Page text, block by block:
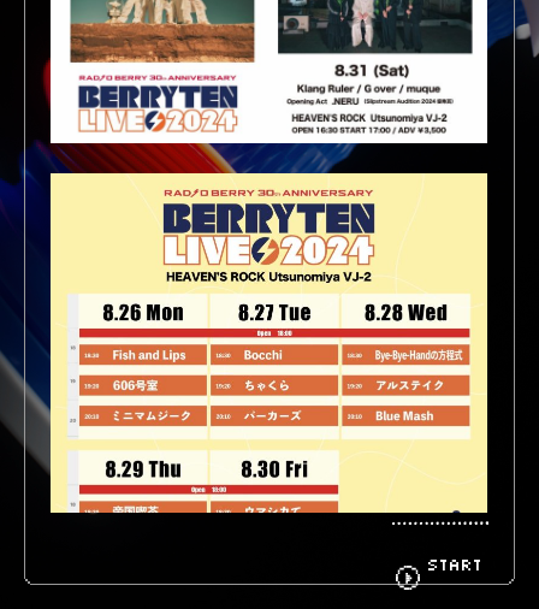
LIVE DISCOGRAPHY
BIOGRAPHY GOODS
FANCLUB CONTACT
START